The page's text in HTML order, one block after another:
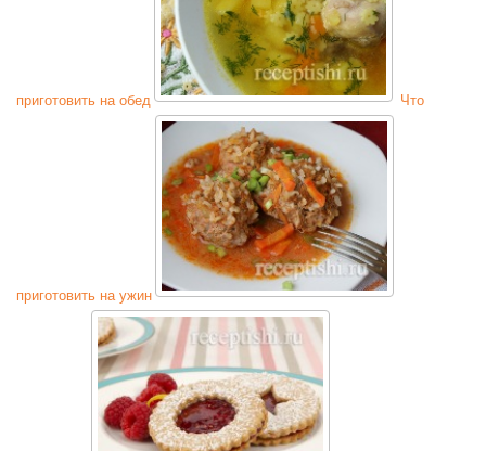
приготовить на обед Что
приготовить на ужин